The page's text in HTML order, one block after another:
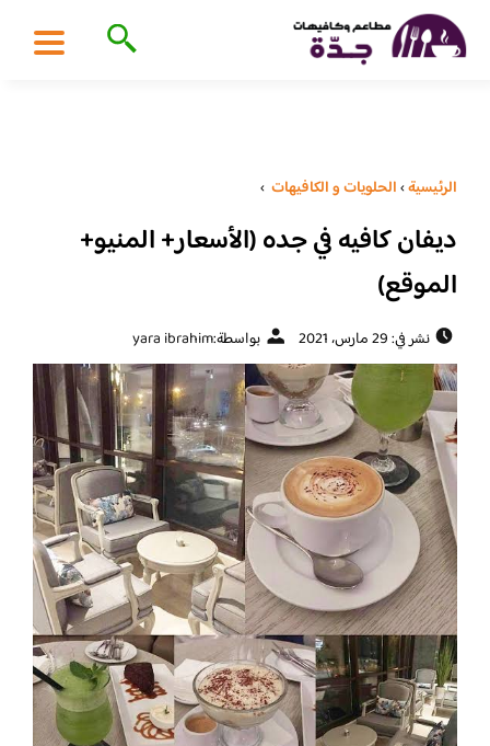
الرئيسية›الحلويات و الكافيهات ‎ ›
ديفان كافيه في جده (الأسعار+ المنيو+
الموقع)
نشر في: 29 مارس، 2021 بواسطة:yara ibrahim